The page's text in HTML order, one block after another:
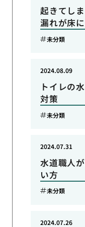
起きてし
漏れが床
未分類
トイレの
対策
2024.08.09
未分類
水道職人
い方
2024.07.31
未分類
2024.07.26